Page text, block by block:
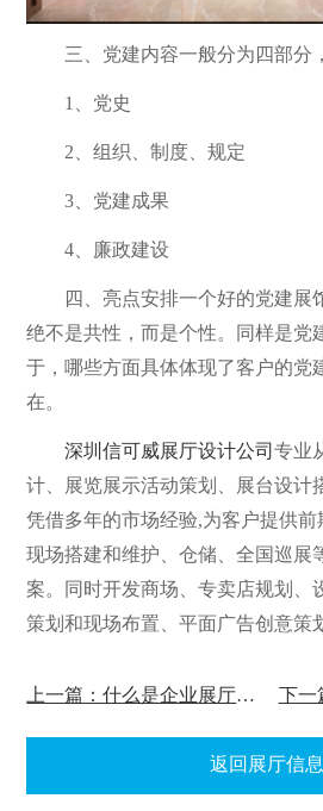
三、党建内容一般分为四部分
1、党史
2、组织、制度、规定
3、党建成果
4、廉政建设
四、亮点安排一个好的党建展馆
绝不是共性，而是个性。同样是党
于，哪些方面具体体现了客户的党
在。
深圳信可威展厅设计公司专业
计、展览展示活动策划、展台设计
凭借多年的市场经验,为客户提供前
现场搭建和维护、仓储、全国巡展
案。同时开发商场、专卖店规划、
策划和现场布置、平面广告创意策
上一篇：什么是企业展厅设计 下一
返回展厅信息